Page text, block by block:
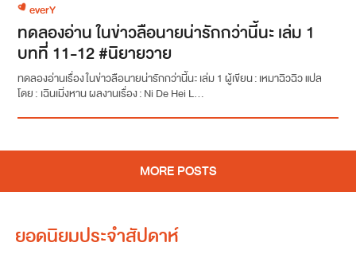
everY
ทดลองอ่าน ในข่าวลือนายน่ารักกว่านี้นะ เล่ม 1
บทที่ 11-12 #นิยายวาย
ทดลองอ่านเรื่อง ในข่าวลือนายน่ารักกว่านี้นะ เล่ม 1 ผู้เขียน : เหมาฉิวฉิว แปล
โดย : เฉินเมิ่งหาน ผลงานเรื่อง : Ni De Hei L...
MORE POSTS
ยอดนิยมประจำสัปดาห์